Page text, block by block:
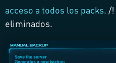
acceso a todos los packs. /!
eliminados.